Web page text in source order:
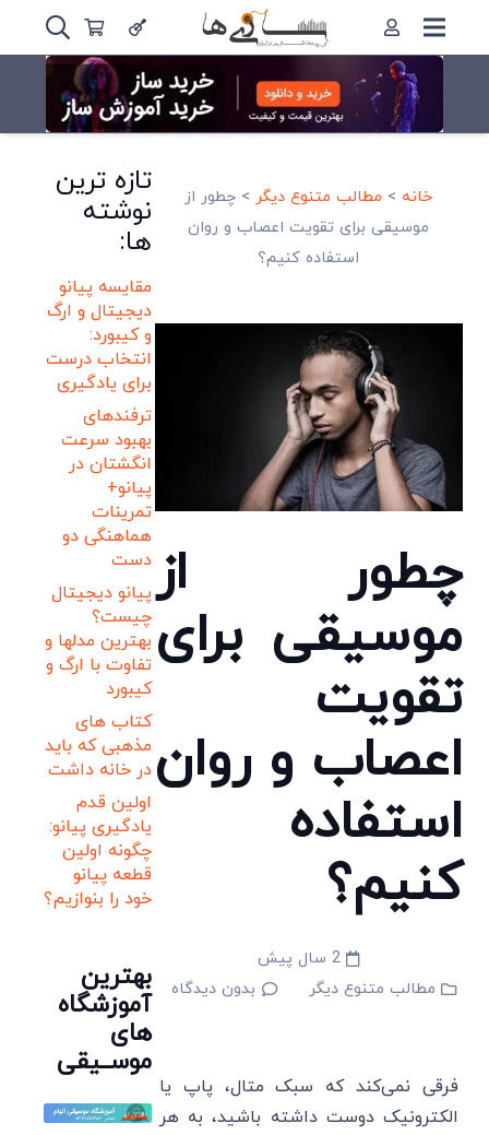
خانه > مطالب متنوع دیگر> چطور از
موسیقی برای تقویت اعصاب و روان
استفاده کنیم؟
چطور از
موسیقی برای
تقویت
اعصاب و روان
استفاده
کنیم؟
2 سال پیش
مطالب متنوع دیگر
بدون دیدگاه
فرقی نمی‌کند که سبک متال، پاپ یا
الکترونیک دوست داشته باشید، به هر
تازه ترین
نوشته
ها:
مقایسه پیانو
دیجیتال و ارگ
و کیبورد:
انتخاب درست
برای یادگیری
ترفندهای
بهبود سرعت
انگشتان در
پیانو+
تمرینات
هماهنگی دو
دست
پیانو دیجیتال
چیست؟
بهترین مدلها و
تفاوت با ارگ و
کیبورد
کتاب های
مذهبی که باید
در خانه داشت
اولین قدم
یادگیری پیانو:
چگونه اولین
قطعه پیانو
خود را بنوازیم؟
بهترین
آموزشگاه
های
موســیقی